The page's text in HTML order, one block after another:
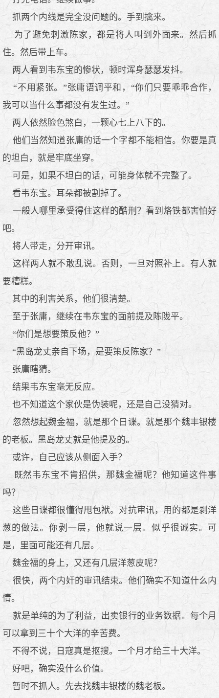
抓两个内线是完全没问题的。手到擒来。
为了避免刺激陈家，都是将人叫到外面来。然后抓
住。然后带上车。
两人看到韦东宝的惨状，顿时浑身瑟瑟发抖。
“不用紧张。”张庸语调平和，“你们只要乖乖合作，
我可以当什么事都没有发生过。”
两人依然脸色煞白，一颗心七上八下的。
他们当然知道张庸的话一个字都不能相信。你要是真
的坦白，就是牢底坐穿。
可是，如果不坦白的话，可能身体就不完整了。
看韦东宝。耳朵都被割掉了。
一般人哪里承受得住这样的酷刑？看到烙铁都害怕好
吧。
将人带走，分开审讯。
这样两人就不敢乱说。否则，一旦对照补上。有人就
要糟糕。
其中的利害关系，他们很清楚。
至于张庸，继续在韦东宝的面前提及陈陇平。
“你们是想要策反他？”
“黑岛龙丈亲自下场，是要策反陈家？”
张庸瞎猜。
结果韦东宝毫无反应。
也不知道这个家伙是伪装呢，还是自己没猜对。
忽然想起魏金福，就是那个日谍。就是那个魏丰银楼
的老板。黑岛龙丈就是他提及的。
或许，自己应该从侧面入手？
既然韦东宝不肯招供，那魏金福呢？他知道这件事
吗？
这些日谍都很懂得甩包袱。对抗审讯，用的都是剥洋
葱的做法。你剥一层，他就说一层。似乎很诚实。可
是，里面可能还有几层。
魏金福的身上，又还有几层洋葱皮呢？
很快，两个内奸的审讯结束。他们确实不知道什么内
情。
就是单纯的为了利益，出卖银行的业务数据。每个月
可以拿到三十个大洋的辛苦费。
不得不说，日寇真是抠搜。一个月才给三十大洋。
好吧，确实没什么价值。
暂时不抓人。先去找魏丰银楼的魏老板。